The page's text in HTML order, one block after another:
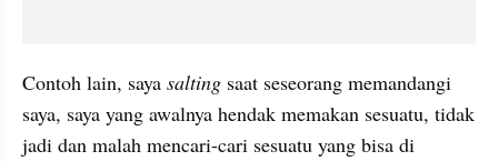
Contoh lain, saya salting saat seseorang memandangi
saya, saya yang awalnya hendak memakan sesuatu, tidak
jadi dan malah mencari-cari sesuatu yang bisa di